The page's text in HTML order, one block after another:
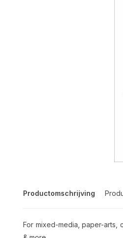
Productomschrijving
For mixed-media, paper-arts,